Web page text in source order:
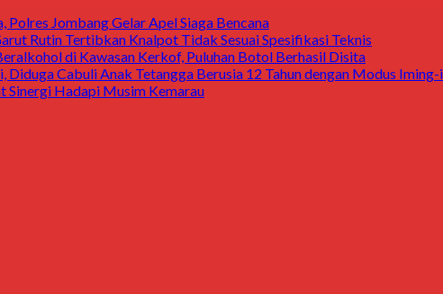
Jombang Gelar Apel Siaga Bencana
Rutin Tertibkan Knalpot Tidak Sesuai Spesifikasi Teknis
di Kawasan Kerkof, Puluhan Botol Berhasil Disita
Cabuli Anak Tetangga Berusia 12 Tahun dengan Modus
Sinergi Hadapi Musim Kemarau